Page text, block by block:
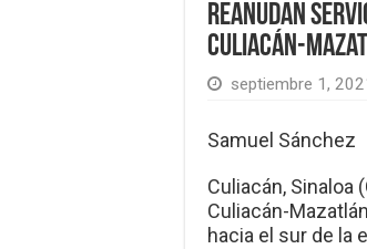
Reanudan
Culiacán-
septiembre 1,
Samuel Sánchez
Culiacán, Sinaloa
Culiacán-
hacia el sur de la